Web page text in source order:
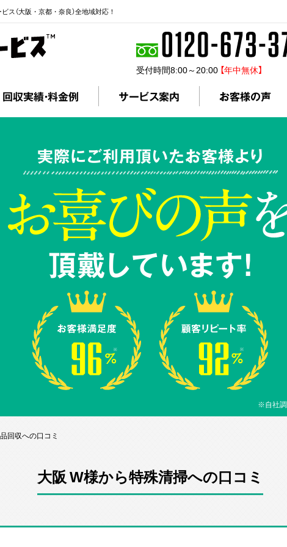
ス（大阪・京都・奈良）全地域対応！
受付時間8:00～20:00 【年中無休】
回収実績・料金例 サービス案内 お客様の声
実際にご利用頂いたお客様より
頂戴しています!
※自社
回収への口コミ
大阪 W様から特殊清掃への口コミ